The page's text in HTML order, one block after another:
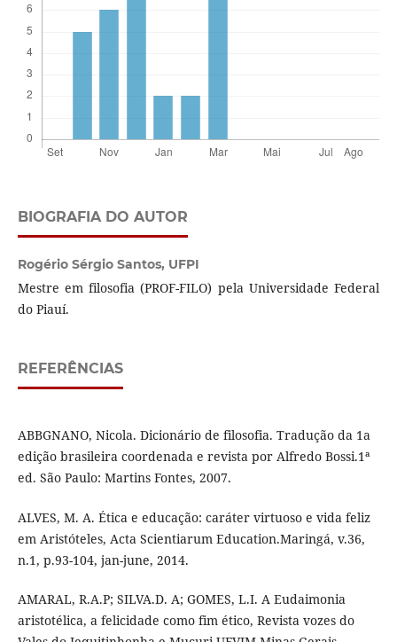
BIOGRAFIA DO AUTOR
Rogério Sérgio Santos, UFPI
Mestre em filosofia (PROF-FILO) pela Universidade Federal
do Piauí.
REFERÊNCIAS
ABBGNANO, Nicola. Dicionário de filosofia. Tradução da 1a
edição brasileira coordenada e revista por Alfredo Bossi.1ª
ed. São Paulo: Martins Fontes, 2007.
ALVES, M. A. Ética e educação: caráter virtuoso e vida feliz
em Aristóteles, Acta Scientiarum Education.Maringá, v.36,
n.1, p.93-104, jan-june, 2014.
AMARAL, R.A.P; SILVA.D. A; GOMES, L.I. A Eudaimonia
aristotélica, a felicidade como fim ético, Revista vozes do